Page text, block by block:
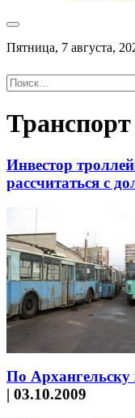
Пятница, 7 августа,
Транспорт
Инвестор
рассчитаться с
По Архангельску
| 03.10.2009